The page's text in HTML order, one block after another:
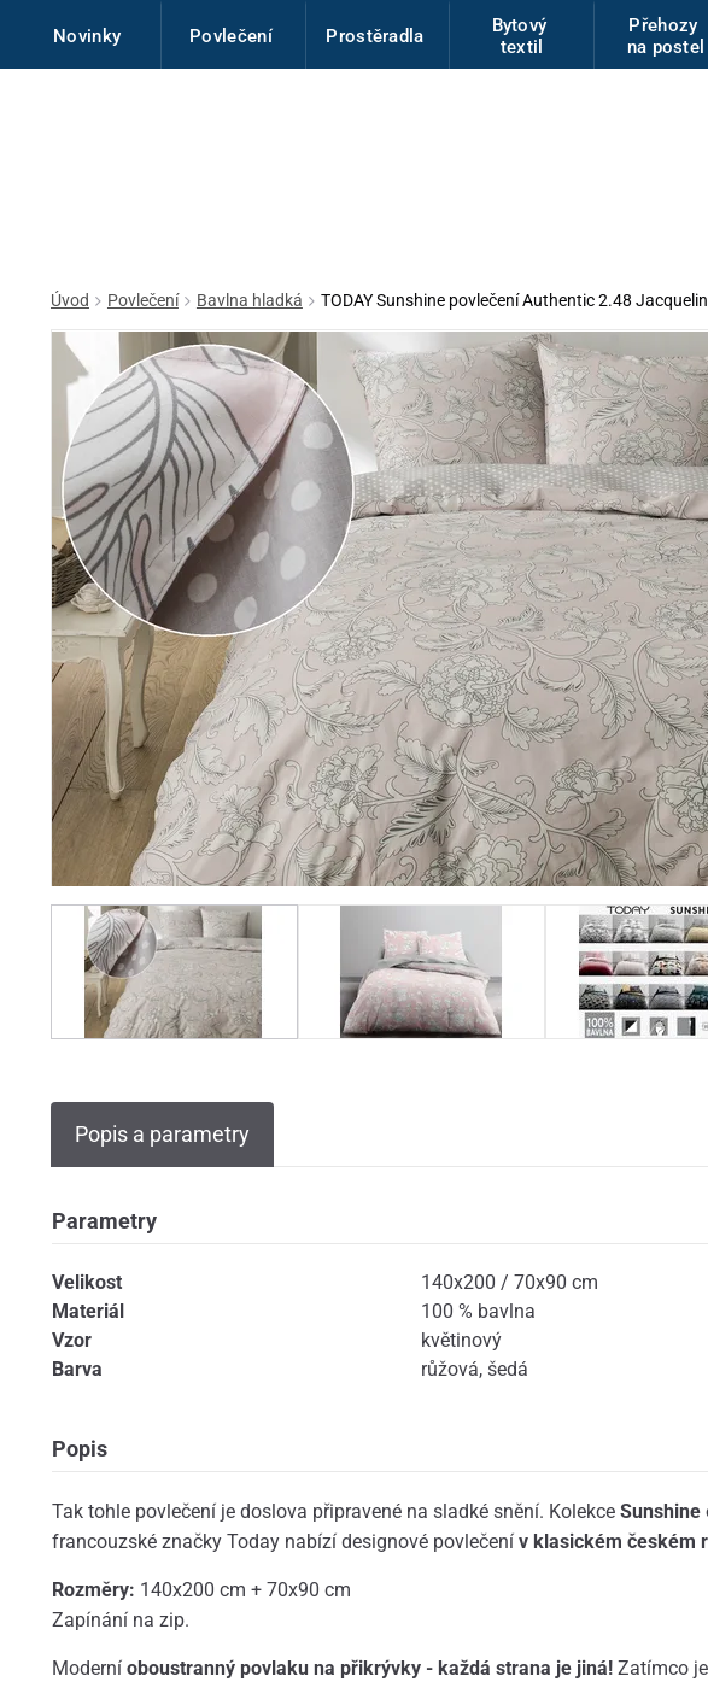
Novinky Povlečení Prostěradla
Bytový
textil
Přehozy
na postel
Úvod Povlečení Bavlna hladká TODAY Sunshine povlečení Authentic 2.48
Popis a parametry
Parametry
Velikost
140x200 / 70x90 cm
Materiál
100 % bavlna
Vzor
květinový
Barva
růžová, šedá
Popis
Tak tohle povlečení je doslova připravené na sladké snění. Kolekce Sunshine
francouzské značky Today nabízí designové povlečení v klasickém českém
Rozměry: 140x200 cm + 70x90 cm
Zapínání na zip.
Moderní oboustranný povlaku na přikrývky - každá strana je jiná! Zatímco